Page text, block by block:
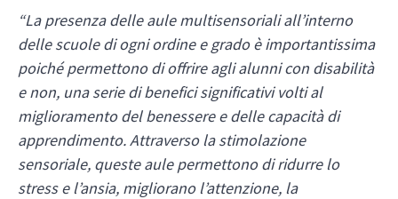
“La presenza delle aule multisensoriali all’interno
delle scuole di ogni ordine e grado è importantissima
poiché permettono di offrire agli alunni con disabilità
e non, una serie di benefici significativi volti al
miglioramento del benessere e delle capacità di
apprendimento. Attraverso la stimolazione
sensoriale, queste aule permettono di ridurre lo
stress e l’ansia, migliorano l’attenzione, la